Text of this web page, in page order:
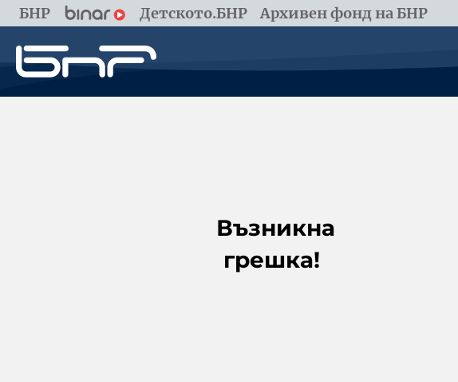
БНР Детското.БНР Архивен фонд на БНР
Възникна
грешка!